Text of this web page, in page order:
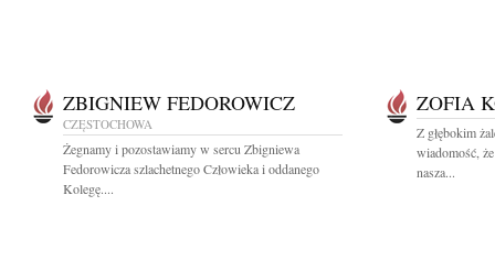
ZBIGNIEW FEDOROWICZ
CZĘSTOCHOWA
Żegnamy i pozostawiamy w sercu Zbigniewa
Fedorowicza szlachetnego Człowieka i oddanego
Kolegę....
ZOFIA
Z głębokim
wiadomość,
nasza...